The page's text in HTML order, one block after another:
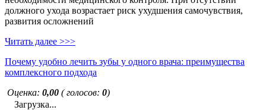
должного ухода возрастает риск ухудшения самочувствия,
развития осложнений
Читать далее >>>
Почему удобно лечить зубы у одного врача: преимущества
комплексного подхода
Оценка: 0,00 ( голосов: 0)
Загрузка...